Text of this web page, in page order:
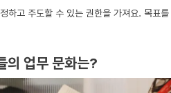
하고 주도할 수 있는 권한을 가져요. 목표
의 업무 문화는?